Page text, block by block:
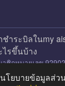
ชำระบิลในmy
ไรขึ้นบ้าง
าชิกหมายเลข
โยบายข้อมูลส่ว